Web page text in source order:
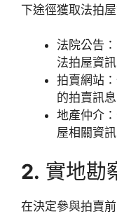
下途徑獲取法拍屋
法院公告
法拍屋資訊
拍賣網站
的拍賣訊息
地產仲介
屋相關資訊
2. 實地勘
在決定參與拍賣